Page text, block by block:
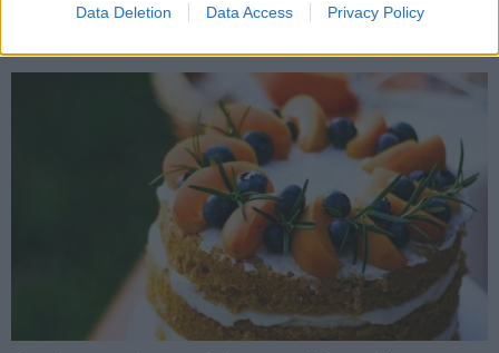
Data Deletion Data Access Privacy Policy